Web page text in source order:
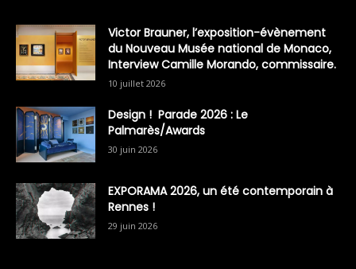
Victor Brauner, l’exposition-évènement
du Nouveau Musée national de Monaco,
Interview Camille Morando, commissaire.
10 juillet 2026
Design ! Parade 2026 : Le
Palmarès/Awards
30 juin 2026
EXPORAMA 2026, un été contemporain à
Rennes !
29 juin 2026